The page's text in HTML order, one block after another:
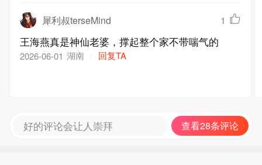
犀利叔terseMind 1
王海燕真是神仙老婆，撑起整个家不带喘气的
2026-06-01 湖南 回复TA
好的评论会让人崇拜 查看28条评论